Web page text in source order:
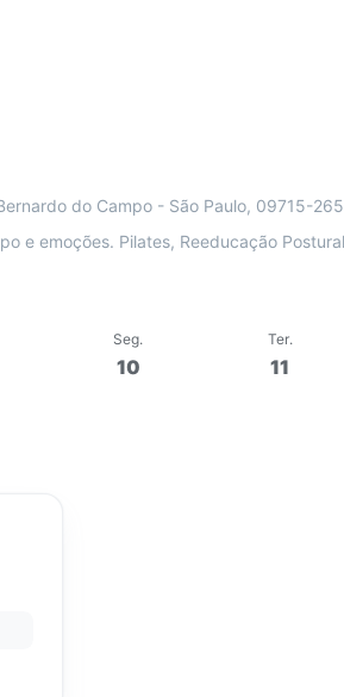
do Campo - São Paulo, 09715-265
Seg.
10
Ter.
11